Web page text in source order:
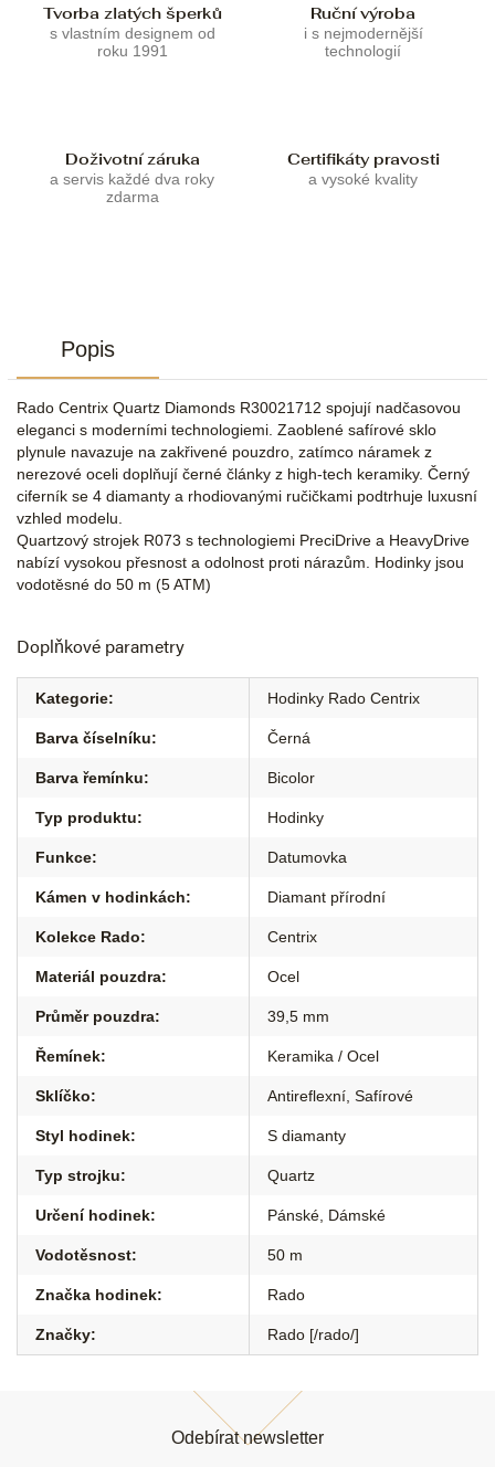
Tvorba zlatých šperků
s vlastním designem od
roku 1991
Ruční výroba
i s nejmodernější
technologií
Doživotní záruka
a servis každé dva roky
zdarma
Certifikáty pravosti
a vysoké kvality
Popis
Rado Centrix Quartz Diamonds R30021712 spojují nadčasovou
eleganci s moderními technologiemi. Zaoblené safírové sklo
plynule navazuje na zakřivené pouzdro, zatímco náramek z
nerezové oceli doplňují černé články z high-tech keramiky. Černý
ciferník se 4 diamanty a rhodiovanými ručičkami podtrhuje luxusní
vzhled modelu.
Quartzový strojek R073 s technologiemi PreciDrive a HeavyDrive
nabízí vysokou přesnost a odolnost proti nárazům. Hodinky jsou
vodotěsné do 50 m (5 ATM)
Doplňkové parametry
Kategorie: Hodinky Rado Centrix
Barva číselníku: Černá
Barva řemínku: Bicolor
Typ produktu: Hodinky
Funkce: Datumovka
Kámen v hodinkách: Diamant přírodní
Kolekce Rado: Centrix
Materiál pouzdra: Ocel
Průměr pouzdra: 39,5 mm
Řemínek: Keramika / Ocel
Sklíčko: Antireflexní Safírové
Styl hodinek: S diamanty
Typ strojku: Quartz
Určení hodinek: Pánské Dámské
Vodotěsnost: 50 m
Značka hodinek: Rado
Značky: Rado [/rado/]
Odebírat newsletter